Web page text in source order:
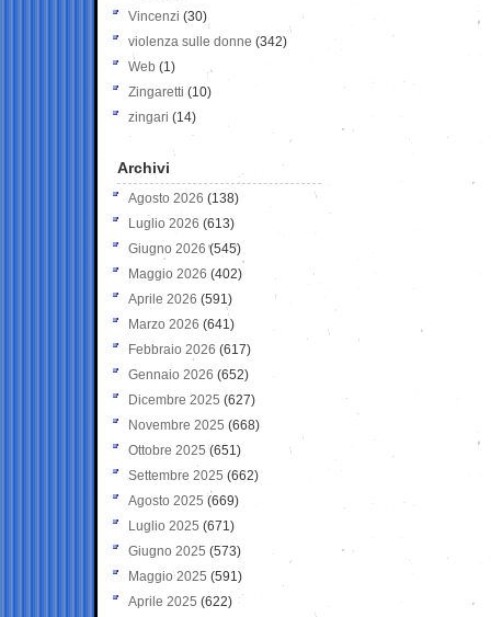
Vincenzi (30)
violenza sulle donne (342)
Web (1)
Zingaretti (10)
zingari (14)
Archivi
Agosto 2026 (138)
Luglio 2026 (613)
Giugno 2026 (545)
Maggio 2026 (402)
Aprile 2026 (591)
Marzo 2026 (641)
Febbraio 2026 (617)
Gennaio 2026 (652)
Dicembre 2025 (627)
Novembre 2025 (668)
Ottobre 2025 (651)
Settembre 2025 (662)
Agosto 2025 (669)
Luglio 2025 (671)
Giugno 2025 (573)
Maggio 2025 (591)
Aprile 2025 (622)